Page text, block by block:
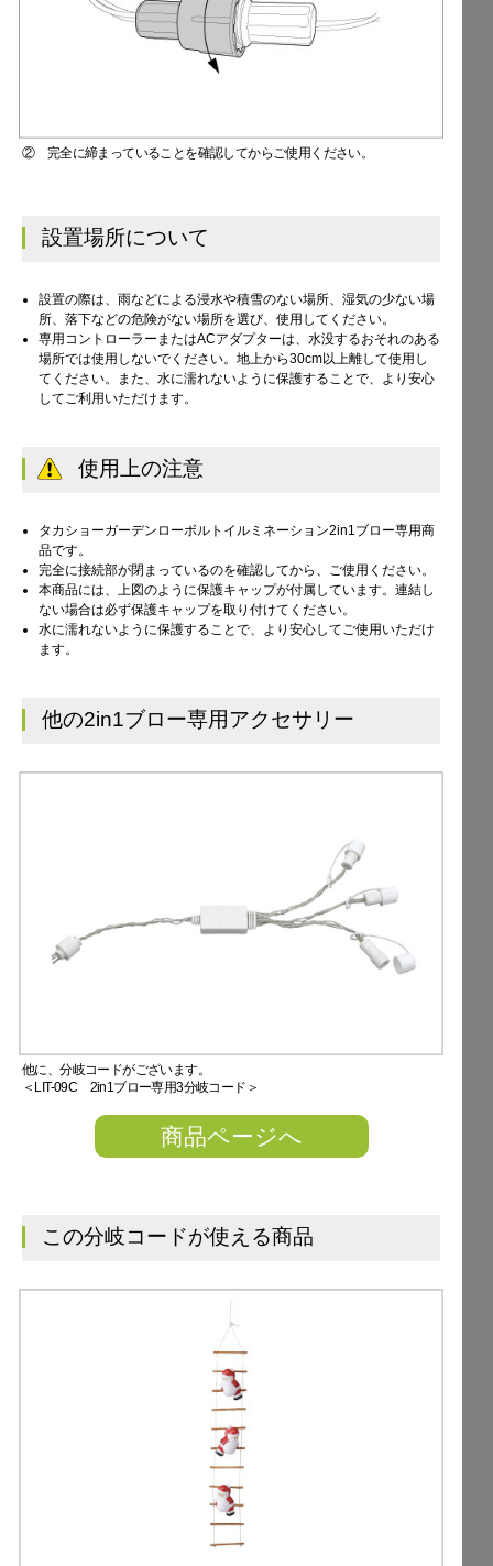
② 完全に締まっていることを確認してからご使用ください。
設置場所について
設置の際は、雨などによる浸水や積雪のない場所、湿気の少ない場
所、落下などの危険がない場所を選び、使用してください。
専用コントローラーまたはACアダプターは、水没するおそれのある
場所では使用しないでください。地上から30cm以上離して使用し
てください。また、水に濡れないように保護することで、より安心
してご利用いただけます。
使用上の注意
タカショーガーデンローボルトイルミネーション2in1ブロー専用商
品です。
完全に接続部が閉まっているのを確認してから、ご使用ください。
本商品には、上図のように保護キャップが付属しています。連結し
ない場合は必ず保護キャップを取り付けてください。
水に濡れないように保護することで、より安心してご使用いただけ
ます。
他の2in1ブロー専用アクセサリー
他に、分岐コードがございます。
＜LIT-09C 2in1ブロー専用3分岐コード＞
商品ページへ
この分岐コードが使える商品